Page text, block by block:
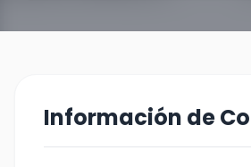
Información de